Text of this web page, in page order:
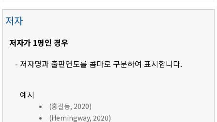
저자
저자가 1명인 경우
- 저자명과 출판연도를 콤마로 구분하여 표시합니다.
예시
(홍길동, 2020)
(Hemingway, 2020)